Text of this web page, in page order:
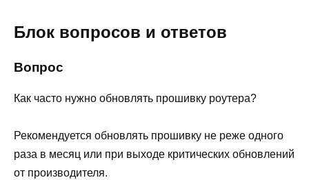
Блок вопросов и ответов
Вопрос
Как часто нужно обновлять прошивку роутера?
Рекомендуется обновлять прошивку не реже одного
раза в месяц или при выходе критических обновлений
от производителя.